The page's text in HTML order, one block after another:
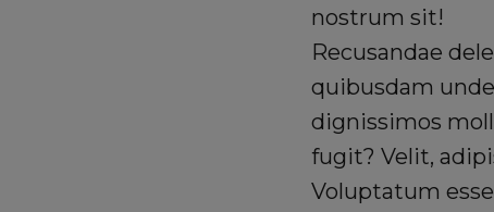
nostrum sit!
Recusandae
quibusdam
dignissimos
fugit? Velit,
Voluptatum